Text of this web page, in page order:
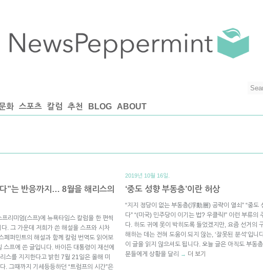
화 스포츠 칼럼 추천 BLOG ABOUT
”는 반응까지… 8월을 해리스의
리미엄(스프)에 뉴욕타임스 칼럼을 한 편씩
. 그 가운데 저희가 쓴 해설을 스프와 시차
페퍼민트의 해설과 함께 칼럼 번역도 읽어보
프에 쓴 글입니다. 바이든 대통령이 재선에
스를 지지한다고 밝힌 7월 21일은 올해 미
. 그때까지 기세등등하던 “트럼프의 시간”은
2019년 10월 16일.
‘중도 성향 부동층’이란 허상
“지지 정당이 없는 부동층(浮動層) 공략이 열쇠” “중도
다” “(미국) 민주당이 이기는 법? 우클릭!” 이런 부류의
다. 하도 귀에 못이 박히도록 들었겠지만, 요즘 선거의
해하는 데는 전혀 도움이 되지 않는, ‘잘못된 분석’입
이 글을 읽지 않으셔도 됩니다. 오늘 글은 아직도 부동
분들에게 상황을 달리
→ 더 보기